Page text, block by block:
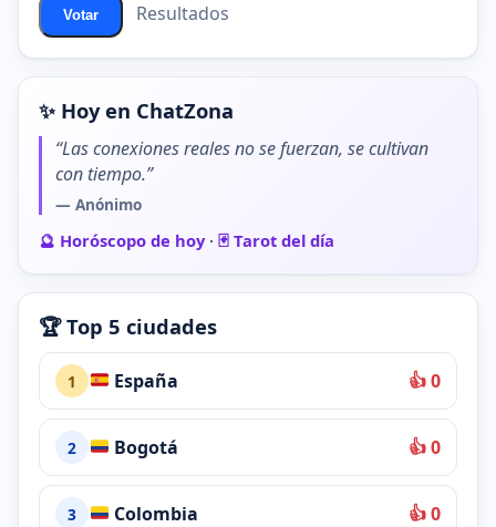
Votar Resultados
✨ Hoy en ChatZona
“Las conexiones reales no se fuerzan, se cultivan
con tiempo.”
— Anónimo
🔮 Horóscopo de hoy· 🃏 Tarot del día
🏆 Top 5 ciudades
1 España 👍 0
2 Bogotá 👍 0
3 Colombia 👍 0